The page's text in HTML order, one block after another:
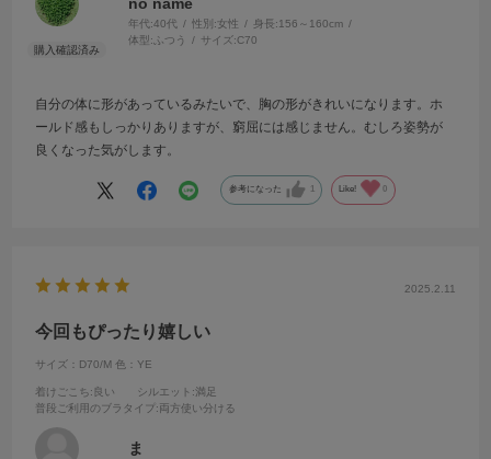
年代:40代 性別:女性 身長:156～160cm
体型: ふつう サイズ:C70
自分の体に形があっているみたいで、胸の形がきれいになります。ホ
ールド感もしっかりありますが、窮屈には感じません。むしろ姿勢が
良くなった気がします。
参考になった 1 Like! 0
2025.2.11
今回もぴったり嬉しい
サイズ：D70/M 色：YE
着けごこち:良い シルエット :満足
普段ご利用のブラタイプ :両方使い分ける
ま